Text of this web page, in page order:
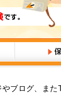
ブログ、また